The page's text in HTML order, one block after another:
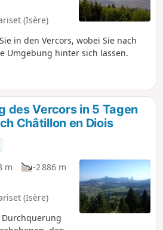
(Isère)
in den Vercors, wobei Sie nach
Umgebung hinter sich lassen.
des Vercors in 5 Tagen
Châtillon en Diois
m
-2 886 m
(Isère)